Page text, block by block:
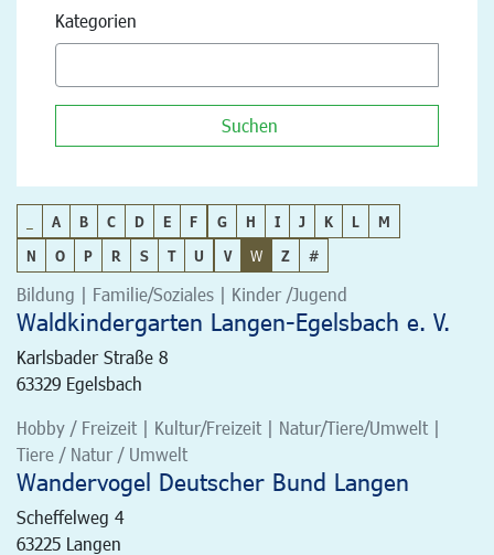
Kategorien
Suchen
A B C D E F G H I J K L
M
N
O P R S T U V W Z #
Bildung | Familie/Soziales | Kinder /Jugend
Waldkindergarten Langen-Egelsbach e. V.
Karlsbader Straße 8
63329 Egelsbach
Hobby / Freizeit | Kultur/Freizeit | Natur/Tiere/Umwelt |
Tiere / Natur / Umwelt
Wandervogel Deutscher Bund Langen
Scheffelweg 4
63225 Langen